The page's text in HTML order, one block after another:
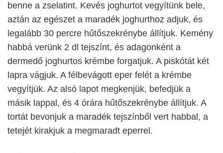
benne a zselatint. Kevés joghurtot vegyítünk bele,
aztán az egészet a maradék joghurthoz adjuk, és
legalább 30 percre hűtőszekrénybe állítjuk. Kemény
habbá verünk 2 dl tejszínt, és adagonként a
dermedő joghurtos krémbe forgatjuk. A piskótát két
lapra vágjuk. A félbevágott eper felét a krémbe
vegyítjük. Az alsó lapot megkenjük, befedjük a
másik lappal, és 4 órára hűtőszekrénybe állítjuk. A
tortát bevonjuk a maradék tejszínből vert habbal, a
tetejét kirakjuk a megmaradt eperrel.